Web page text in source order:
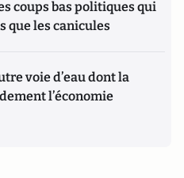
coups bas politiques qui
que les canicules
voie d’eau dont la
l’économie